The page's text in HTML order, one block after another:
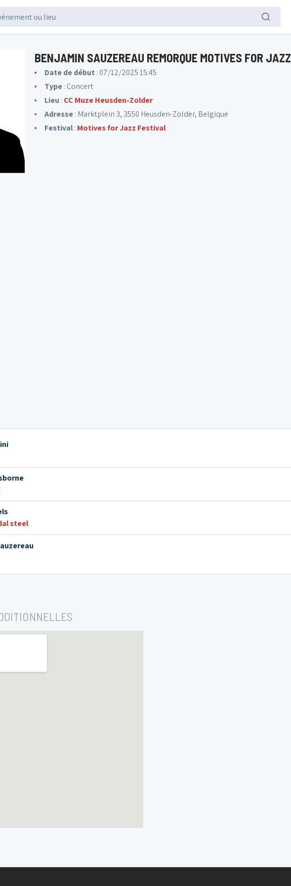
BENJAMIN SAUZEREAU REMORQUE MOTIVES FOR JAZZ
Date de début : 07/12/2025 15:45
Type: Concert
Lieu : CC Muze Heusden-Zolder
Adresse: Marktplein 3, 3550 Heusden-Zolder, Belgique
Festival: Motives for Jazz Festival
steel